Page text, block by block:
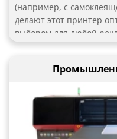
(например, с
делают этот принтер
выбором для любой
компании,
функций контроля
работу оператора и